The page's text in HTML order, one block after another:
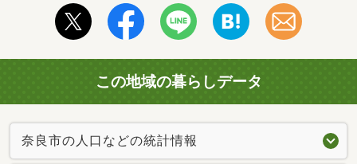
この地域の暮らしデータ
奈良市の人口などの統計情報